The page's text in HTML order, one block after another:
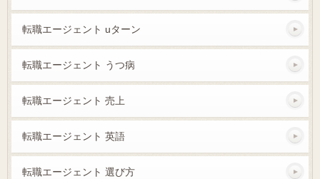
転職エージェント uターン
転職エージェント うつ病
転職エージェント 売上
転職エージェント 英語
転職エージェント 選び方